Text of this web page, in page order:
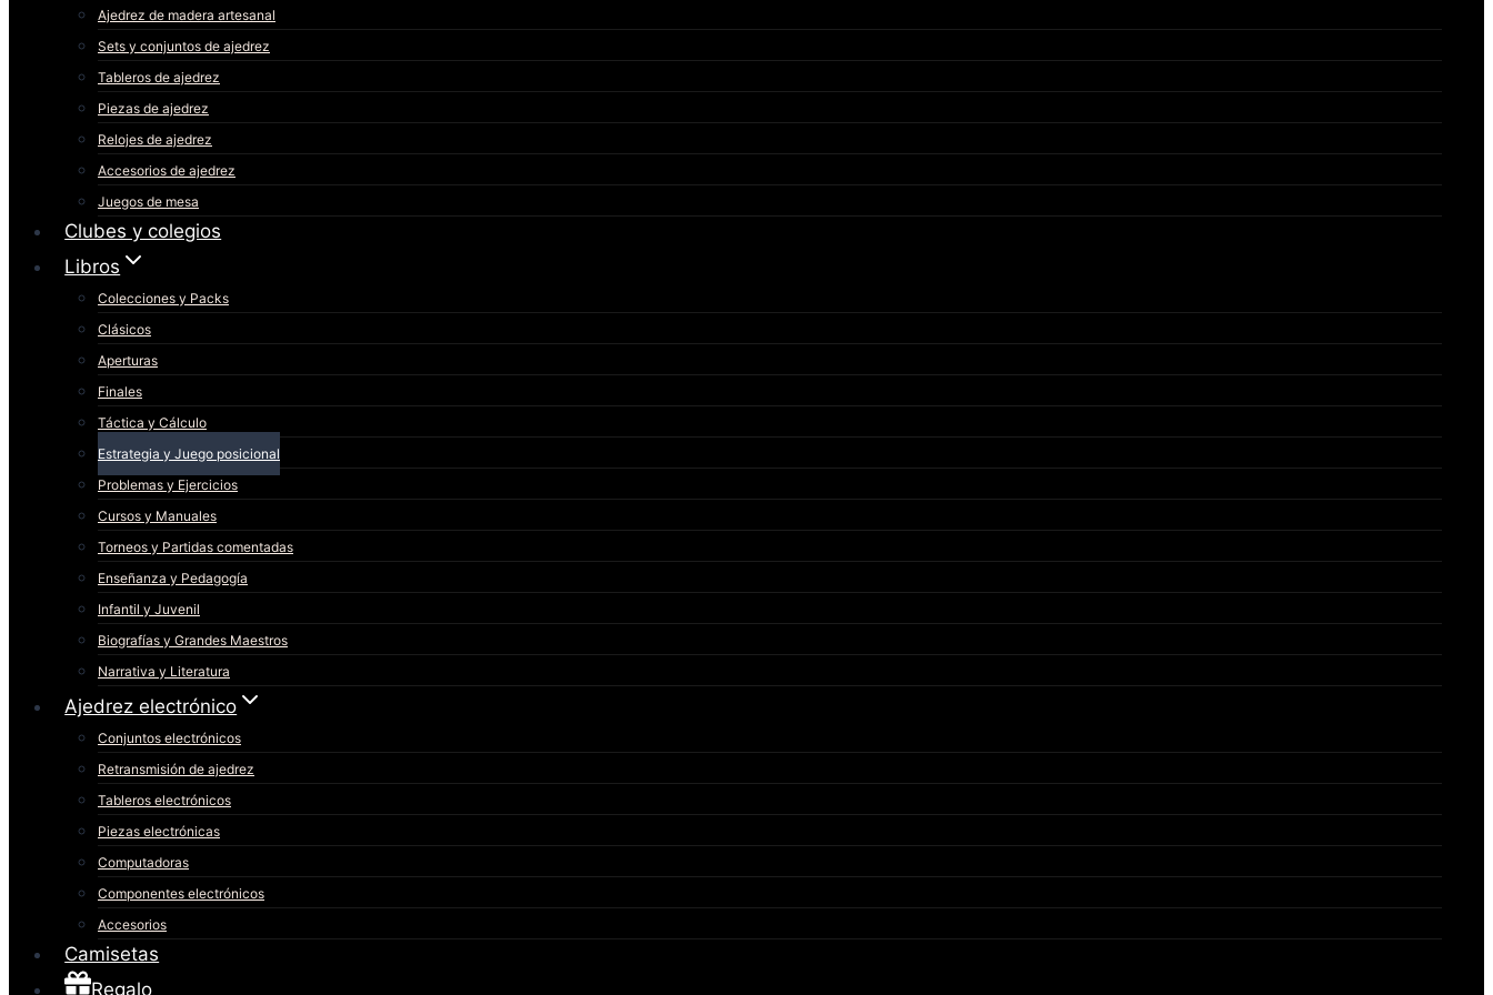
Ajedrez de madera artesanal
Sets y conjuntos de ajedrez
Tableros de ajedrez
Piezas de ajedrez
Relojes de ajedrez
Accesorios de ajedrez
Juegos de mesa
Clubes y colegios
Libros
Colecciones y Packs
Clásicos
Aperturas
Finales
Táctica y Cálculo
Estrategia y Juego posicional
Problemas y Ejercicios
Cursos y Manuales
Torneos y Partidas comentadas
Enseñanza y Pedagogía
Infantil y Juvenil
Biografías y Grandes Maestros
Narrativa y Literatura
Ajedrez electrónico
Conjuntos electrónicos
Retransmisión de ajedrez
Tableros electrónicos
Piezas electrónicas
Computadoras
Componentes electrónicos
Accesorios
Camisetas
Regalo